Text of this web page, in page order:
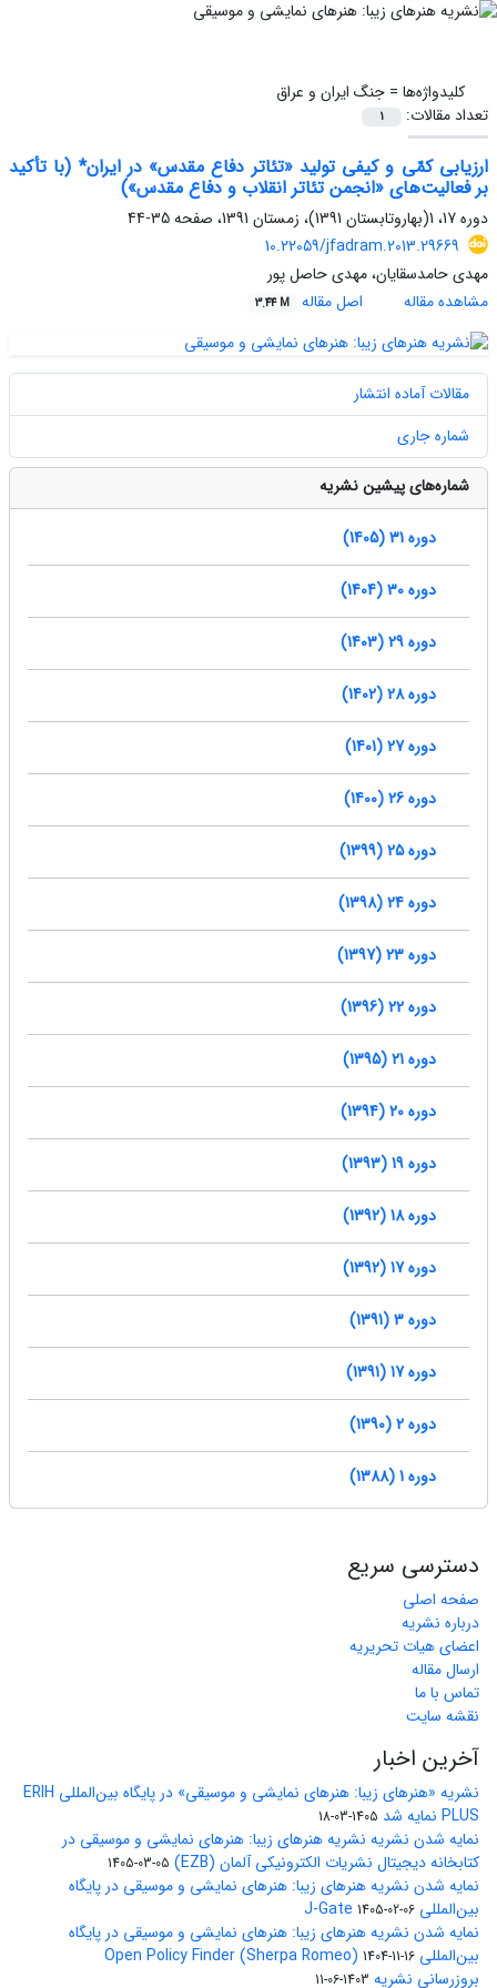
کلیدواژه‌ها =جنگ ایران و عراق
تعداد مقالات:
1
ارزیابی کمّی و کیفی تولید «تئاتر دفاع مقدس» در ایران* (با تأکید
بر فعالیت‌های «انجمن‌ تئاتر انقلاب و دفاع مقدس»)
دوره 17، 1(بهاروتابستان 1391)، زمستان 1391، صفحه
35-44
10.22059/jfadram.2013.29669
مهدی حامدسقایان، مهدی حاصل پور
مشاهده مقاله
اصل مقاله 3.44 M
مقالات آماده انتشار
شماره جاری
شماره‌های پیشین نشریه
دوره 31 (1405)
دوره 30 (1404)
دوره 29 (1403)
دوره 28 (1402)
دوره 27 (1401)
دوره 26 (1400)
دوره 25 (1399)
دوره 24 (1398)
دوره 23 (1397)
دوره 22 (1396)
دوره 21 (1395)
دوره 20 (1394)
دوره 19 (1393)
دوره 18 (1392)
دوره 17 (1392)
دوره 3 (1391)
دوره 17 (1391)
دوره 2 (1390)
دوره 1 (1388)
دسترسی سریع
صفحه اصلی
درباره نشریه
اعضای هیات تحریریه
ارسال مقاله
تماس با ما
نقشه سایت
آخرین اخبار
نشریه «هنرهای زیبا: هنرهای نمایشی و موسیقی» در پایگاه بین‌المللی ERIH
PLUS نمایه شد
1405-03-18
نمایه شدن نشریه نشریه هنرهای زیبا: هنرهای نمایشی و موسیقی در
کتابخانه دیجیتال نشریات الکترونیکی آلمان (EZB)
1405-03-05
نمایه شدن نشریه هنرهای زیبا: هنرهای نمایشی و موسیقی در پایگاه
بین‌المللی J-Gate 1405-02-06
نمایه شدن نشریه هنرهای زیبا: هنرهای نمایشی و موسیقی در پایگاه
بین‌المللی Open Policy Finder (Sherpa Romeo) 1404-11-16
بروزرسانی نشریه 1403-06-11